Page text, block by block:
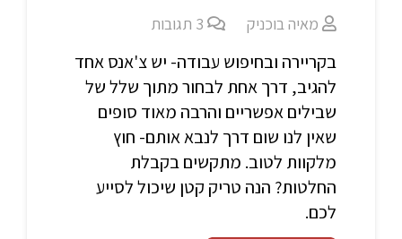
מאיה בוכניק 3 תגובות
בקריירה ובחיפוש עבודה- יש צ'אנס אחד
להגיב, דרך אחת לבחור מתוך שלל של
שבילים אפשריים והרבה מאוד סופים
שאין לנו שום דרך לנבא אותם- חוץ
מלקוות לטוב. מתקשים בקבלת
החלטות? הנה טריק קטן שיכול לסייע
לכם.